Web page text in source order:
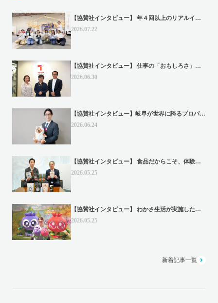
【協賛社インタビュー】 年４回以上のリアルイ...
2026.07.22
【協賛社インタビュー】 仕事の「おもしろさ」...
2026.06.30
【協賛社インタビュー】岐阜が世界に誇るプロバ...
2026.06.24
【協賛社インタビュー】 食品だからこそ、体験...
2026.05.25
【協賛社インタビュー】 わかさ生活が実施した...
2026.05.25
新着記事一覧